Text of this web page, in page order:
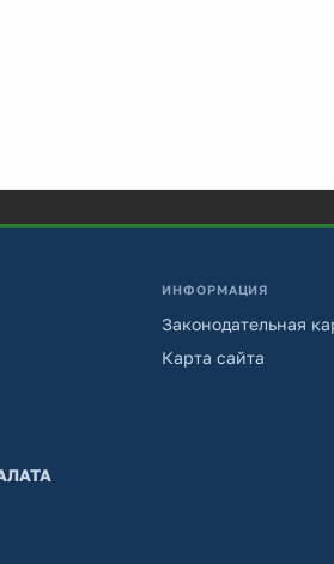
ИНФОРМАЦИЯ
Законодательная
Карта сайта